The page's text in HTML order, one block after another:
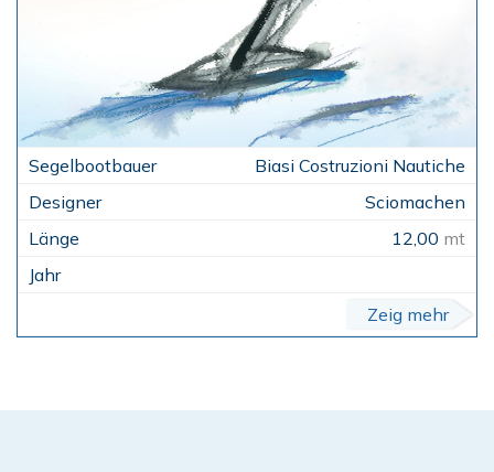
Biasi Costruzioni Nautiche
Sciomachen
12,00 mt
Zeig mehr